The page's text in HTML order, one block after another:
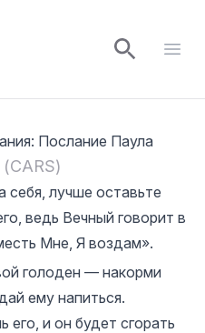
: Послание Паула
(CARS)
себя, лучше оставьте
ведь Вечный говорит в
Мне, Я воздам».
голоден — накорми
ему напиться.
и он будет сгорать